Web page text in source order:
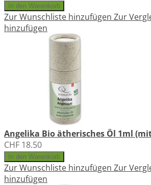
In den Warenkorb
Zur Wunschliste hinzufügen Zur
hinzufügen
Angelika Bio ätherisches Öl 1ml
CHF 18.50
In den Warenkorb
Zur Wunschliste hinzufügen Zur
hinzufügen